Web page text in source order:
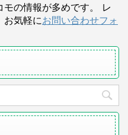
モの情報が多めです。 レ
お気軽にお問い合わせフォ